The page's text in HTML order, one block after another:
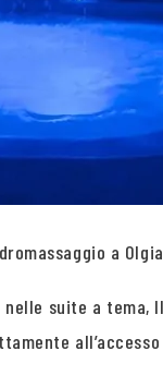
a
suite a tema,